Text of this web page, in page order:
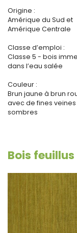
Origine :
Amérique du Sud et
Amérique Centrale
Classe d’emploi :
Classe 5 - bois
dans l’eau salée
Couleur :
Brun jaune à brun
avec de fines veines
sombres
Bois